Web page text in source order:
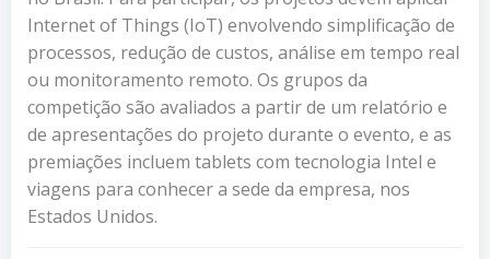
Internet of Things (IoT) envolvendo simplificação de
processos, redução de custos, análise em tempo real
ou monitoramento remoto. Os grupos da
competição são avaliados a partir de um relatório e
de apresentações do projeto durante o evento, e as
premiações incluem tablets com tecnologia Intel e
viagens para conhecer a sede da empresa, nos
Estados Unidos.